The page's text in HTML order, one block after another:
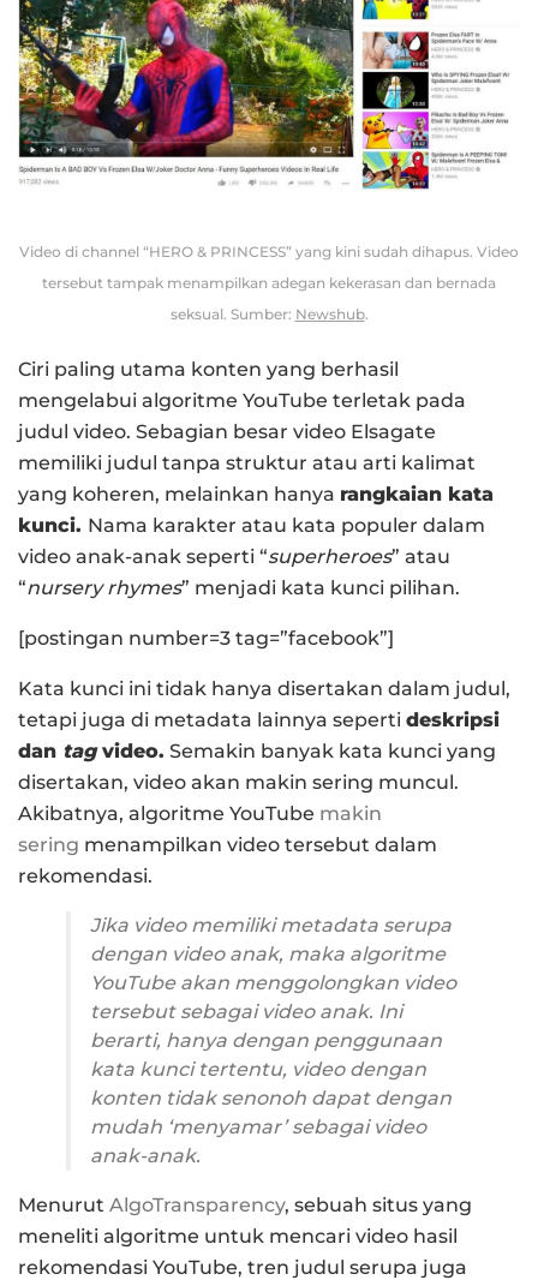
Video di channel “HERO & PRINCESS” yang kini sudah dihapus. Video
tersebut tampak menampilkan adegan kekerasan dan bernada
seksual. Sumber: Newshub.
Ciri paling utama konten yang berhasil
mengelabui algoritme YouTube terletak pada
judul video. Sebagian besar video Elsagate
memiliki judul tanpa struktur atau arti kalimat
yang koheren, melainkan hanya rangkaian kata
kunci. Nama karakter atau kata populer dalam
video anak-anak seperti “superheroes” atau
“nursery rhymes” menjadi kata kunci pilihan.
[postingan number=3 tag=”facebook”]
Kata kunci ini tidak hanya disertakan dalam judul,
tetapi juga di metadata lainnya seperti deskripsi
dan tagvideo. Semakin banyak kata kunci yang
disertakan, video akan makin sering muncul.
Akibatnya, algoritme YouTube makin
sering menampilkan video tersebut dalam
rekomendasi.
Jika video memiliki metadata serupa
dengan video anak, maka algoritme
YouTube akan menggolongkan video
tersebut sebagai video anak. Ini
berarti, hanya dengan penggunaan
kata kunci tertentu, video dengan
konten tidak senonoh dapat dengan
mudah ‘menyamar’ sebagai video
anak-anak.
Menurut AlgoTransparency, sebuah situs yang
meneliti algoritme untuk mencari video hasil
rekomendasi YouTube, tren judul serupa juga